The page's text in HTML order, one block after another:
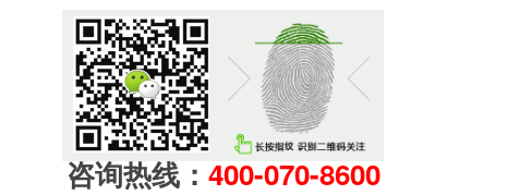
咨询热线： 400-070-8600